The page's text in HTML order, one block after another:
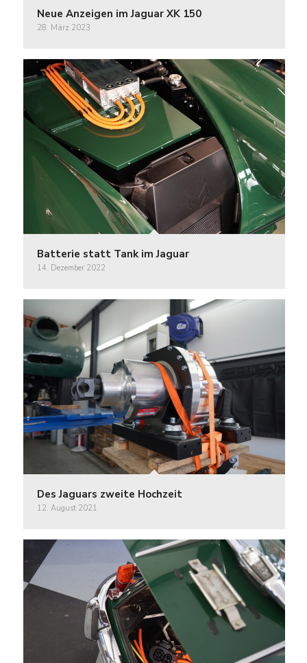
Neue Anzeigen im Jaguar XK 150
28. März 2023
Batterie statt Tank im Jaguar
14. Dezember 2022
Des Jaguars zweite Hochzeit
12. August 2021